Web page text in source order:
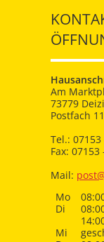
Am
73779
Postfach
Tel.:
Fax:
Mail:
Mo
Di
Mi